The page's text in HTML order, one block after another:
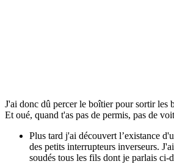
J'ai donc dû percer le boîtier pour sortir les
Et oué, quand t'as pas de permis, pas de
Plus tard j'ai découvert l’existance
des petits interrupteurs inverseurs.
soudés tous les fils dont je parlais ci-